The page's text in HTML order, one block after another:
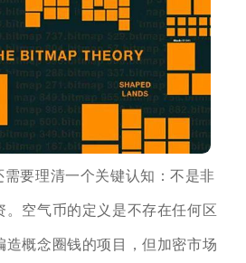
需要理清一个关键认知：不是非
。空气币的定义是不存在任何区
造概念圈钱的项目，但加密市场